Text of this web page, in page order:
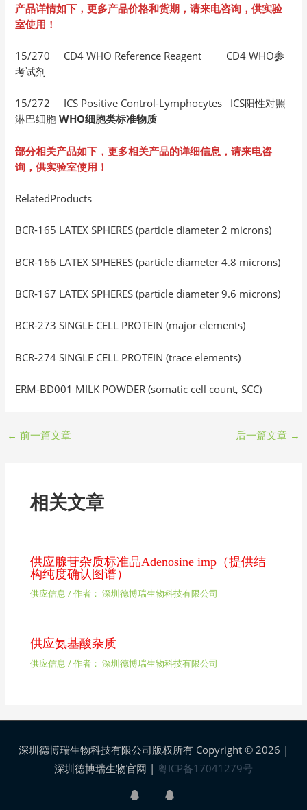
产品详情如下，更多产品价格和货期，请来电咨询，供实验
室使用！
15/270 CD4 WHO Reference Reagent CD4 WHO参
考试剂
15/272 ICS Positive Control-Lymphocytes ICS阳性对照
淋巴细胞WHO细胞类标准物质
部分相关产品如下，更多相关产品的详细信息，请来电咨
询，供实验室使用！
RelatedProducts
BCR-165 LATEX SPHERES (particle diameter 2 microns)
BCR-166 LATEX SPHERES (particle diameter 4.8 microns)
BCR-167 LATEX SPHERES (particle diameter 9.6 microns)
BCR-273 SINGLE CELL PROTEIN (major elements)
BCR-274 SINGLE CELL PROTEIN (trace elements)
ERM-BD001 MILK POWDER (somatic cell count, SCC)
← 前一篇文章 后一篇文章 →
相关文章
供应腺苷杂质标准品Adenosine imp（提供结
构纯度确认图谱）
供应信息 / 作者： 深圳德博瑞生物科技有限公司
供应氨基酸杂质
供应信息 / 作者： 深圳德博瑞生物科技有限公司
深圳德博瑞生物科技有限公司版权所有 Copyright © 2026 |
深圳德博瑞生物官网 | 粤ICP备17041279号